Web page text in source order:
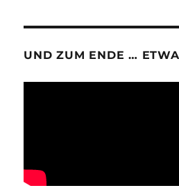
UND ZUM ENDE …